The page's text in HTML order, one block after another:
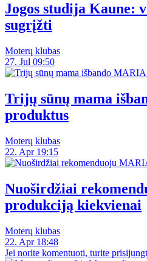
Jogos studija Kaune:
sugrįžti
Moterų klubas
27. Jul 09:50
Trijų sūnų mama
produktus
Moterų klubas
22. Apr 19:15
Nuoširdžiai
produkciją kiekvienai
Moterų klubas
22. Apr 18:48
Jei norite komentuoti, turite